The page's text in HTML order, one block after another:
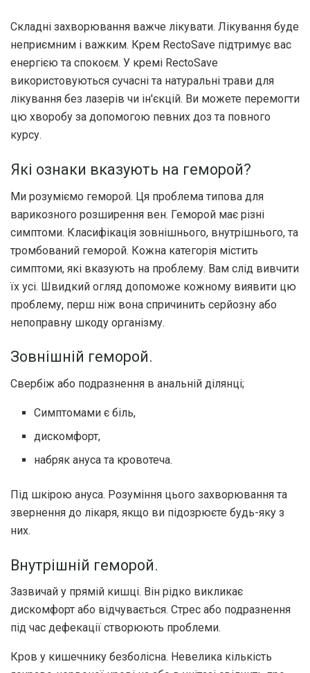
Складні захворювання важче лікувати. Лікування буде
неприємним і важким. Крем RectoSave підтримує вас
енергією та спокоєм. У кремі RectoSave
використовуються сучасні та натуральні трави для
лікування без лазерів чи ін'єкцій. Ви можете перемогти
цю хворобу за допомогою певних доз та повного
курсу.
Які ознаки вказують на геморой?
Ми розуміємо геморой. Ця проблема типова для
варикозного розширення вен. Геморой має різні
симптоми. Класифікація зовнішнього, внутрішнього, та
тромбований геморой. Кожна категорія містить
симптоми, які вказують на проблему. Вам слід вивчити
їх усі. Швидкий огляд допоможе кожному виявити цю
проблему, перш ніж вона спричинить серйозну або
непоправну шкоду організму.
Зовнішній геморой.
Свербіж або подразнення в анальній ділянці;
Симптомами є біль,
дискомфорт,
набряк ануса та кровотеча.
Під шкірою ануса. Розуміння цього захворювання та
звернення до лікаря, якщо ви підозрюєте будь-яку з
них.
Внутрішній геморой.
Зазвичай у прямій кишці. Він рідко викликає
дискомфорт або відчувається. Стрес або подразнення
під час дефекації створюють проблеми.
Кров у кишечнику безболісна. Невелика кількість